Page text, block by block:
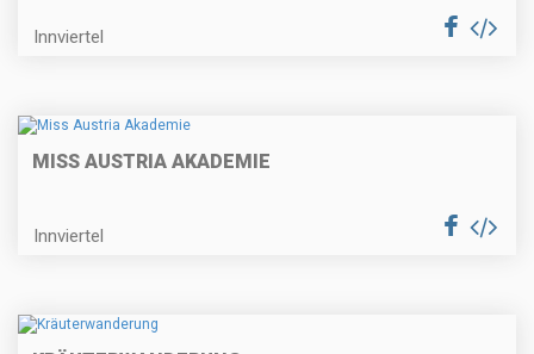
Innviertel
MISS AUSTRIA AKADEMIE
Innviertel